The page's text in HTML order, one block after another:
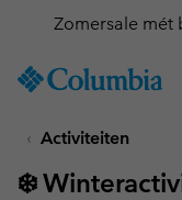
TO
SKIP
MAIN
Activiteiten
❄️